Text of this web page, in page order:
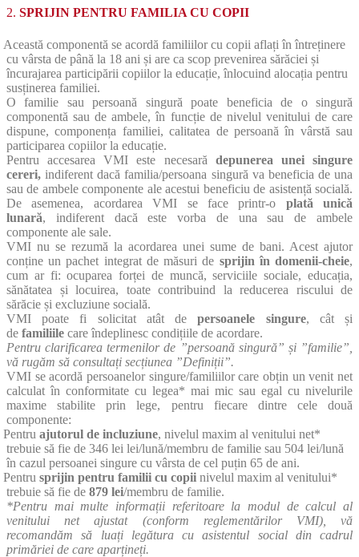
2. SPRIJIN PENTRU FAMILIA CU COPII
Această componentă se acordă familiilor cu copii aflați în întreținere
cu vârsta de până la 18 ani și are ca scop prevenirea sărăciei și
încurajarea participării copiilor la educație, înlocuind alocația pentru
susținerea familiei.
O familie sau persoană singură poate beneficia de o singură
componentă sau de ambele, în funcție de nivelul venitului de care
dispune, componența familiei, calitatea de persoană în vârstă sau
participarea copiilor la educație.
Pentru accesarea VMI este necesară depunerea unei singure
cereri,indiferent dacă familia/persoana singură va beneficia de una
sau de ambele componente ale acestui beneficiu de asistență socială.
De asemenea, acordarea VMI se face printr-o plată unică
lunară,
indiferent dacă este vorba de una sau de ambele
componente ale sale.
VMI nu se rezumă la acordarea unei sume de bani. Acest ajutor
conține un pachet integrat de măsuri de sprijin în domenii-cheie,
cum ar fi: ocuparea forței de muncă, serviciile sociale, educația,
sănătatea și locuirea, toate contribuind la reducerea riscului de
sărăcie și excluziune socială.
VMI poate fi solicitat atât depersoanele singure, cât și
de familiile care îndeplinesc condițiile de acordare.
Pentru clarificarea termenilor de ”persoană singură” și ”familie”,
vă rugăm să consultați secțiunea ”Definiții”.
VMI se acordă persoanelor singure/familiilor care obțin un venit net
calculat în conformitate cu legea* mai mic sau egal cu nivelurile
maxime stabilite prin lege, pentru fiecare dintre cele două
componente:
Pentru ajutorul de incluziune, nivelul maxim al venitului net*
trebuie să fie de 346 lei lei/lună/membru de familie sau 504 lei/lună
în cazul persoanei singure cu vârsta de cel puțin 65 de ani.
Pentru sprijin pentru familii cu copii nivelul maxim al venitului*
trebuie să fie de 879 lei/membru de familie.
*Pentru mai multe informații referitoare la modul de calcul al
venitului net ajustat (conform reglementărilor VMI), vă
recomandăm să luați legătura cu asistentul social din cadrul
primăriei de care aparțineți.